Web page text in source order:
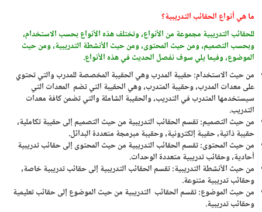
ما هي أنواع الحقائب التدريبية؟
للحقائب التدريبية مجموعة من الأنواع، وتختلف هذه الأنواع بحسب الاستخدام،
وبحسب التصميم، ومن حيث المحتوى، ومن حيث الأنشطة التدريبية، ومن حيث
الموضوع، وفيما يلي سوف نفصل الحديث في هذه الأنواع.
من حيث الاستخدام: حقيبة المدرب وهي الحقيبة المخصصة للمدرب والتي تحتوي
على معدات المدرب، وحقيبة المتدرب، وهي الحقيبة التي تضم المعدات التي
سيستخدمها المتدرب في التدريب، والحقيبة الشاملة والتي تضمن كافة معدات
التدريب.
من حيث التصميم: تقسم الحقائب التدريبية من حيث التصميم إلى حقيبة تكاملية،
حقيبة ذاتية، حقيبة إلكترونية، وحقيبة مبرمجة متعددة البدائل.
من حيث المحتوى: تقسم الحقائب التدريبية من حيث المحتوى إلى حقائب تدريبية
أحادية، وحقائب تدريبية متعددة الوحدات.
من حيث الأنشطة التدريبية: تقسم الحقائب التدريبية إلى حقائب تدريبية خاصة،
وحقائب تدريبية متنوعة.
من حيث الموضوع: تقسم الحقائب التدريبية من حيث الموضوع إلى حقائب تعليمية
وحقائب تدريبية.